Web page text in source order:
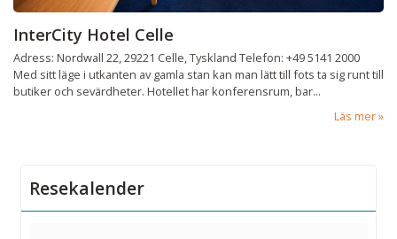
InterCity Hotel Celle
Adress: Nordwall 22, 29221 Celle, Tyskland Telefon: +49 5141 2000
Med sitt läge i utkanten av gamla stan kan man lätt till fots ta sig runt till
butiker och sevärdheter. Hotellet har konferensrum, bar...
Läs mer
Resekalender